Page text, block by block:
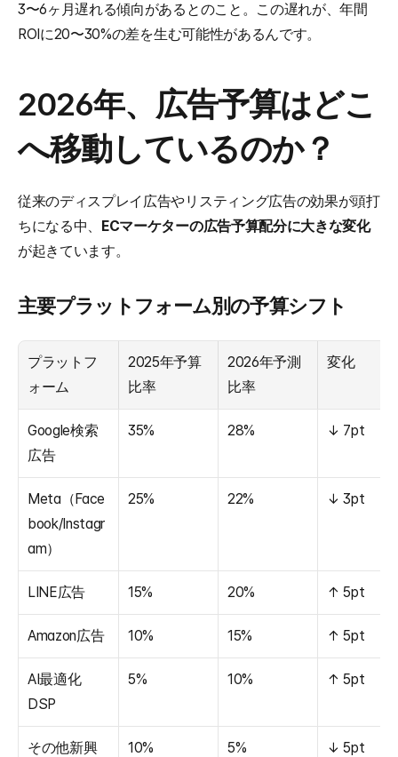
3〜6ヶ月遅れる傾向があるとのこと。この遅れが、年間
ROIに20〜30%の差を生む可能性があるんです。
2026年、広告予算はどこ
へ移動しているのか？
従来のディスプレイ広告やリスティング広告の効果が頭打
ちになる中、 ECマーケターの広告予算配分に大きな変化
が起きています。
主要プラットフォーム別の予算シフト
プラットフ
ォーム
2025年予算
比率
2026年予測
比率
変化
Google検索
広告
35% 28% ↓ 7pt
Meta（Face
book/Instagr
am）
25% 22% ↓ 3pt
LINE広告 15% 20% ↑ 5pt
Amazon広告 10% 15% ↑ 5pt
AI最適化
DSP
5% 10% ↑ 5pt
その他新興
10% 5% ↓ 5pt